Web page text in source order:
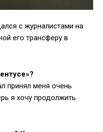
с журналистами на
его трансферу в
принял меня очень
я хочу продолжить